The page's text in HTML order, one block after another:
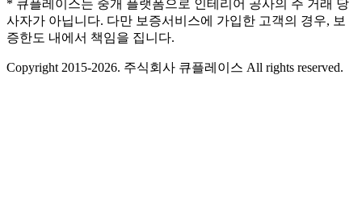
* 큐플레이스는 중개 플랫폼으로 인테리어 공사의 주 거래 당
사자가 아닙니다. 다만 보증서비스에 가입한 고객의 경우, 보
증한도 내에서 책임을 집니다.
Copyright 2015-2026. 주식회사 큐플레이스 All rights reserved.